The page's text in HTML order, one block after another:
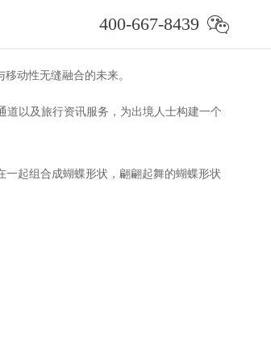
400-667-8439
动性无缝融合的未来。
以及旅行资讯服务，为出境人士构建一个
一起组合成蝴蝶形状，翩翩起舞的蝴蝶形状